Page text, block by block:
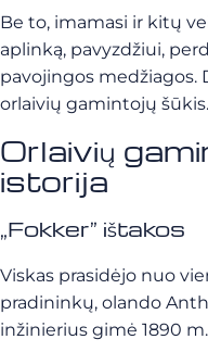
Be to, imamasi ir kitų
aplinką, pavyzdžiui,
pavojingos medžiagos.
orlaivių gamintojų šūkis.
Orlaivių
istorija
„Fokker” ištakos
Viskas prasidėjo nuo
pradininkų, olando
inžinierius gimė 1890 m.